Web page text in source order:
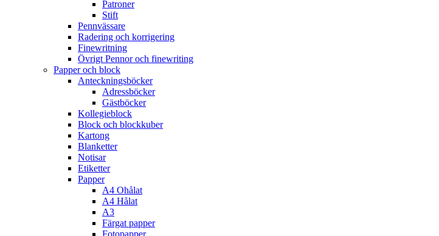
Patroner
Stift
Pennvässare
Radering och korrigering
Finewritning
Övrigt Pennor och finewriting
Papper och block
Anteckningsböcker
Adressböcker
Gästböcker
Kollegieblock
Block och blockkuber
Kartong
Blanketter
Notisar
Etiketter
Papper
A4 Ohålat
A4 Hålat
A3
Färgat papper
Fotopapper